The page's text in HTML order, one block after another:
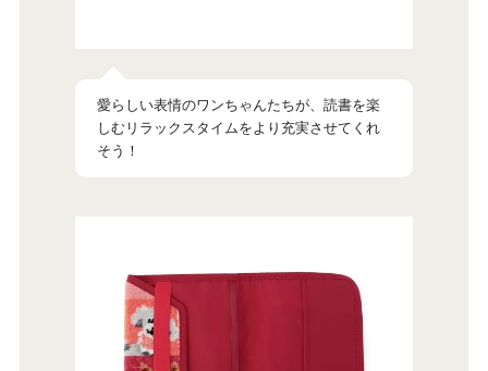
愛らしい表情のワンちゃんたちが、読書を楽
しむリラックスタイムをより充実させてくれ